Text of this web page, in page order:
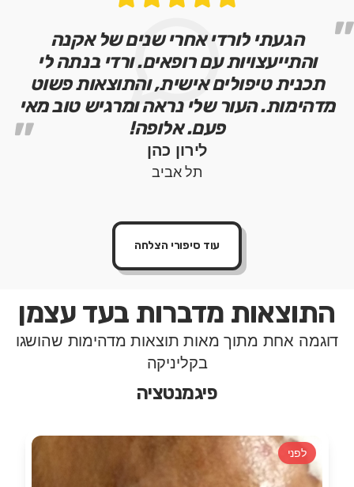
"
הגעתי לורדי אחרי שנים של אקנה
והתייעצויות עם רופאים. ורדי בנתה לי
תכנית טיפולים אישית, והתוצאות פשוט
מדהימות. העור שלי נראה ומרגיש טוב מאי
פעם. אלופה!
" לירון כהן
תל אביב
עוד סיפורי הצלחה
התוצאות מדברות בעד עצמן
דוגמה אחת מתוך מאות תוצאות מדהימות שהושגו
בקליניקה
פיגמנטציה
לפני